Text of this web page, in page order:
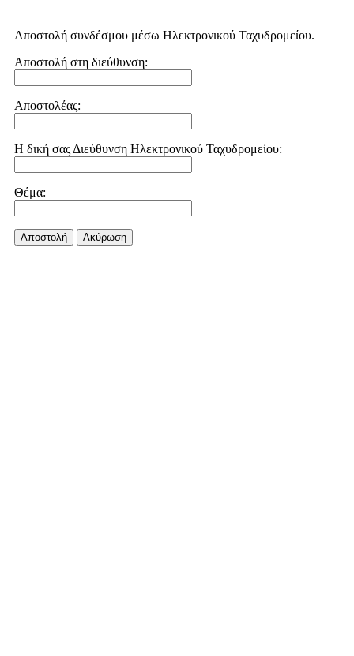
Αποστολή συνδέσμου μέσω Ηλεκτρονικού Ταχυδρομείου.
Αποστολή στη διεύθυνση:
Αποστολέας:
Η δική σας Διεύθυνση Ηλεκτρονικού Ταχυδρομείου:
Θέμα:
Αποστολή Aκύρωση